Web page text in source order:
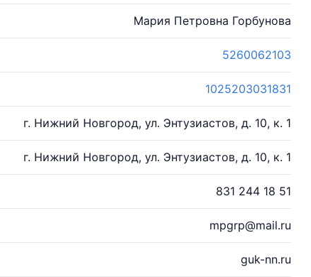
Мария Петровна Горбунова
5260062103
1025203031831
г. Нижний Новгород, ул. Энтузиастов, д. 10, к. 1
г. Нижний Новгород, ул. Энтузиастов, д. 10, к. 1
831 244 18 51
mpgrp@mail.ru
guk-nn.ru